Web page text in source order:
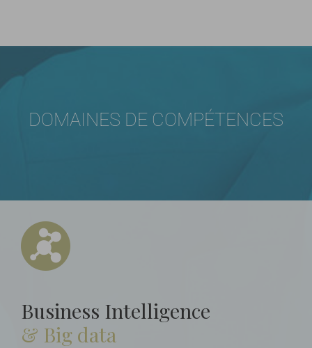
DOMAINES DE COMPÉTENCES
Business Intelligence
& Big data